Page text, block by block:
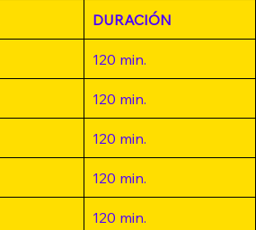
DURACIÓN
120 min.
120 min.
120 min.
120 min.
120 min.